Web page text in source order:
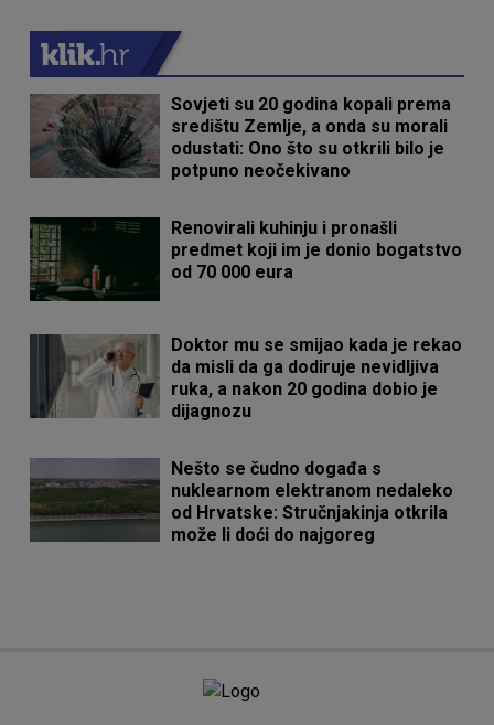
Sovjeti su 20 godina kopali prema
središtu Zemlje, a onda su morali
odustati: Ono što su otkrili bilo je
potpuno neočekivano
Renovirali kuhinju i pronašli
predmet koji im je donio bogatstvo
od 70 000 eura
Doktor mu se smijao kada je rekao
da misli da ga dodiruje nevidljiva
ruka, a nakon 20 godina dobio je
dijagnozu
Nešto se čudno događa s
nuklearnom elektranom nedaleko
od Hrvatske: Stručnjakinja otkrila
može li doći do najgoreg